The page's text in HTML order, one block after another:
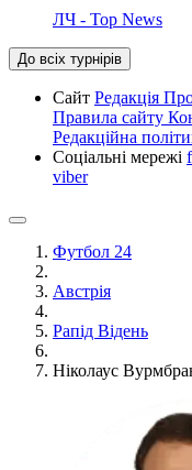
ЛЧ - Top News
До всіх турнірів
Сайт Редакція
Правила сайту
Редакційна
Соціальні мережі
viber
Футбол 24
Австрія
Рапід Відень
Ніколаус